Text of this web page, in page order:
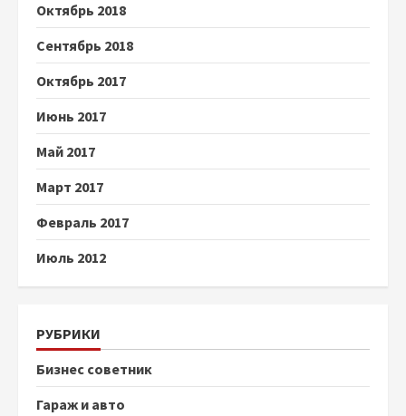
Октябрь 2018
Сентябрь 2018
Октябрь 2017
Июнь 2017
Май 2017
Март 2017
Февраль 2017
Июль 2012
РУБРИКИ
Бизнес советник
Гараж и авто